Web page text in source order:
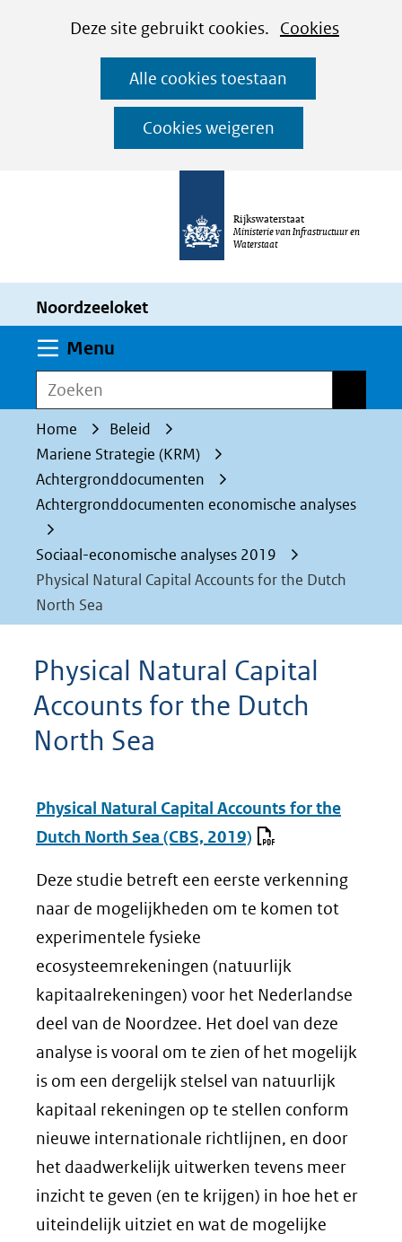
CookiesDeze site gebruikt cookies. Cookies
worden
toegestaan
geweigerd.
Alle cookies toestaan
Cookies weigeren
Ga
naar
de
inhoud
Rijkswaterstaat
Ministerie van Infrastructuur en
Waterstaat
Noordzeeloket
Menu
Zoeken
Home
Beleid
Mariene Strategie (KRM)
Achtergronddocumenten
Achtergronddocumenten economische analyses
Sociaal-economische analyses 2019
Physical Natural Capital Accounts for the Dutch
North Sea
Physical Natural Capital
Accounts for the Dutch
North Sea
Physical Natural Capital Accounts for the
Dutch North Sea (CBS, 2019)
Deze studie betreft een eerste verkenning
naar de mogelijkheden om te komen tot
experimentele fysieke
ecosysteemrekeningen (natuurlijk
kapitaalrekeningen) voor het Nederlandse
deel van de Noordzee. Het doel van deze
analyse is vooral om te zien of het mogelijk
is om een dergelijk stelsel van natuurlijk
kapitaal rekeningen op te stellen conform
nieuwe internationale richtlijnen, en door
het daadwerkelijk uitwerken tevens meer
inzicht te geven (en te krijgen) in hoe het er
uiteindelijk uitziet en wat de mogelijke